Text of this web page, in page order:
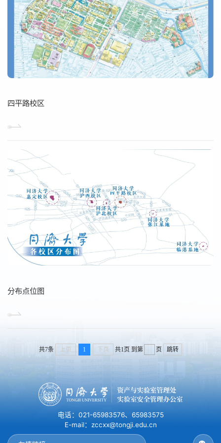
四平路校区
分布点位图
共7条 上页 1 下页 共1页 到第 页 跳转
电话：021-65983576、65983575
E-mail：zccxx@tongji.edu.cn